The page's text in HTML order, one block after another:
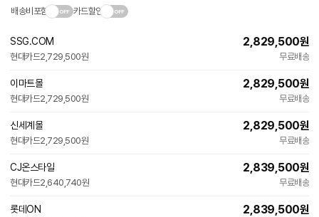
배송비포함 카드할인
SSG.COM
현대카드2,729,500원
2,829,500원
무료배송
이마트몰
현대카드2,729,500원
2,829,500원
무료배송
신세계몰
현대카드2,729,500원
2,829,500원
무료배송
CJ온스타일
현대카드2,640,740원
2,839,500원
무료배송
롯데ON 2,839,500원